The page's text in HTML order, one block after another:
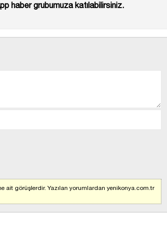
haber grubumuza katılabilirsiniz.
ait görüşlerdir. Yazılan yorumlardan yenikonya.com.tr